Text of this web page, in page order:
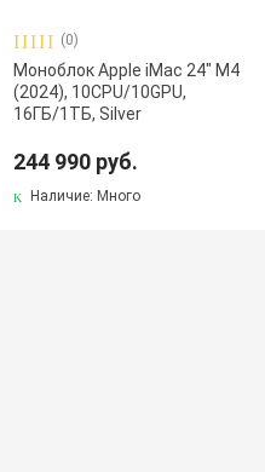
(0)
Моноблок Apple iMac 24" М4
(2024), 10CPU/10GPU,
16ГБ/1ТБ, Silver
244 990 руб.
Наличие: Много